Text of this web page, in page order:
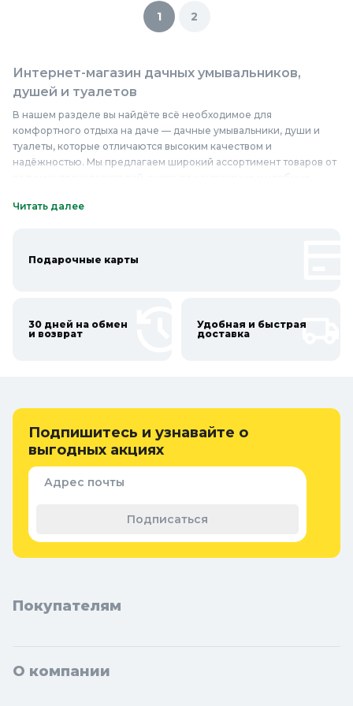
1 2
Интернет-магазин дачных умывальников,
душей и туалетов
В нашем разделе вы найдёте всё необходимое для
комфортного отдыха на даче — дачные умывальники, души и
туалеты, которые отличаются высоким качеством и
надёжностью. Мы предлагаем широкий ассортимент товаров от
воздействиям. У нас вы найдёте дачные умывальники с
дачные умывальники, души и туалеты можно купить по
Колорлон и обеспечьте себе комфорт и удобство на
загородном участке.
Интернет-магазин Колорлон предлагает большой выбор дачных
умывальников, душей и туалетов по выгодным ценам для
жителей Москвы и городов Московской области: Балашиха,
Подольск, Химки, Мытищи, Королёв, Люберцы, Красногорск,
Одинцово, Домодедово, Электросталь, Коломна, Щёлково,
Серпухов, Долгопрудный, Раменское, Реутов, Жуковский,
Воскресенск, Чехов, Клин, Ивантеевка, Лобня, Дубна, Егорьевск,
Наро-Фоминск, Дмитров, Лыткарино, Павловский Посад,
Ступино, Котельники, Фрязино, Дзержинский, Солнечногорск,
Читать далее
Подарочные карты
30 дней на обмен
и возврат
Удобная и быстрая
доставка
Подпишитесь и узнавайте о
выгодных акциях
Адрес почты
Подписаться
Покупателям
О компании